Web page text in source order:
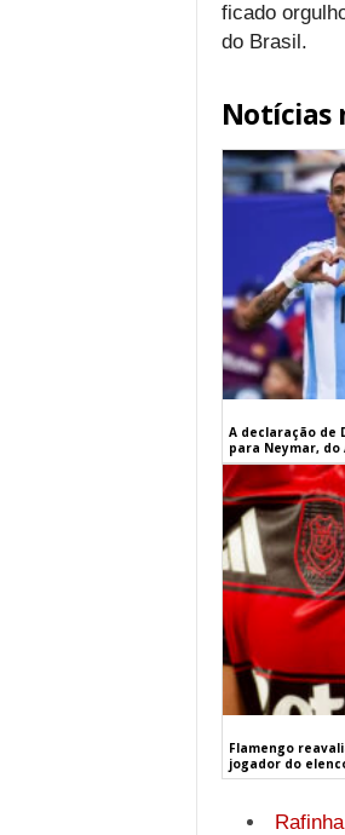
ficado
do Brasil.
Notícias
A declaração de
para Neymar, do
Flamengo
jogador do